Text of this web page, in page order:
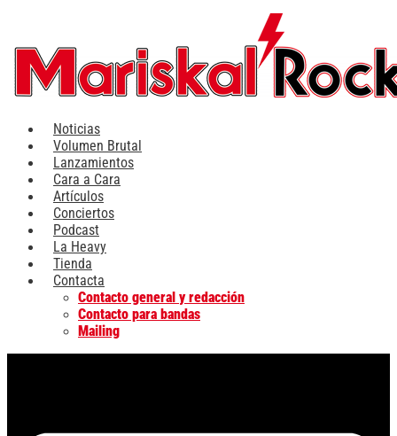
contenido
Noticias
Volumen Brutal
Lanzamientos
Cara a Cara
Artículos
Conciertos
Podcast
La Heavy
Tienda
Contacta
Contacto general y redacción
Contacto para bandas
Mailing